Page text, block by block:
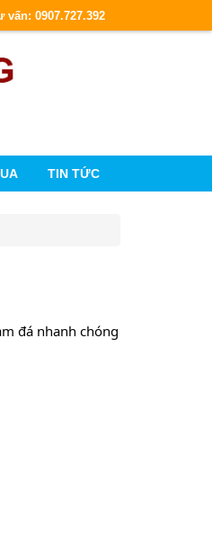
vấn: 0907.727.392
TIN TỨC
làm đá nhanh chóng